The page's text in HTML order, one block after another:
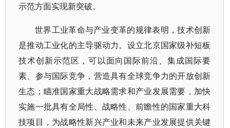
示范方面实现新突破。
世界工业革命与产业变革的规律表明，技术创新
是推动工业化的主导驱动力。设立北京国家级补短板
技术创新示范区，可以面向国际前沿、集成国际要
素、参与国际竞争，营造具有全球竞争力的开放创新
生态；瞄准国家重大战略需求和产业发展需要，加快
实施一批具有全局性、战略性、前瞻性的国家重大科
技项目，为战略性新兴产业和未来产业发展提供关键